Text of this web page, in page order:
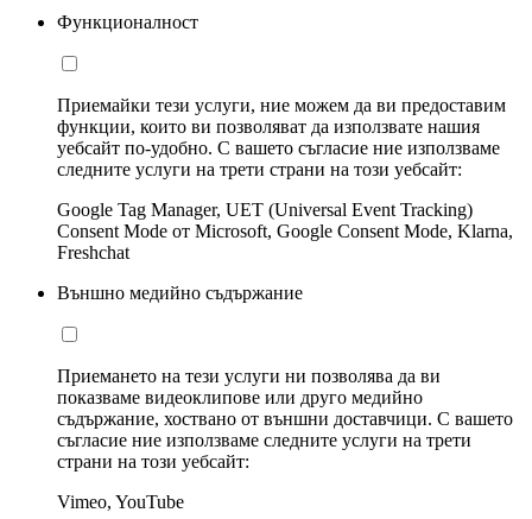
Функционалност
Приемайки тези услуги, ние можем да ви предоставим
функции, които ви позволяват да използвате нашия
уебсайт по-удобно. С вашето съгласие ние използваме
следните услуги на трети страни на този уебсайт:
Google Tag Manager, UET (Universal Event Tracking)
Consent Mode от Microsoft, Google Consent Mode, Klarna,
Freshchat
Външно медийно съдържание
Приемането на тези услуги ни позволява да ви
показваме видеоклипове или друго медийно
съдържание, хоствано от външни доставчици. С вашето
съгласие ние използваме следните услуги на трети
страни на този уебсайт:
Vimeo, YouTube